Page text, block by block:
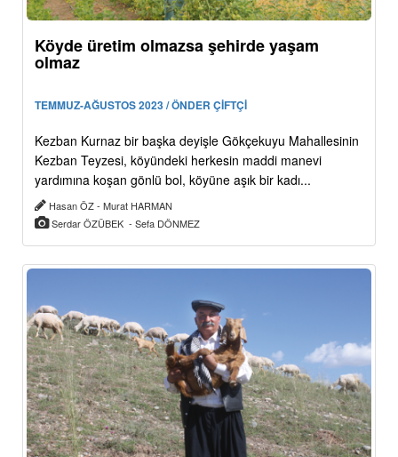
Köyde üretim olmazsa şehirde yaşam
olmaz
TEMMUZ-AĞUSTOS 2023 / ÖNDER ÇİFTÇİ
Kezban Kurnaz bir başka deyişle Gökçekuyu Mahallesinin
Kezban Teyzesi, köyündeki herkesin maddi manevi
yardımına koşan gönlü bol, köyüne aşık bir kadı...
Hasan ÖZ - Murat HARMAN
Serdar ÖZÜBEK - Sefa DÖNMEZ